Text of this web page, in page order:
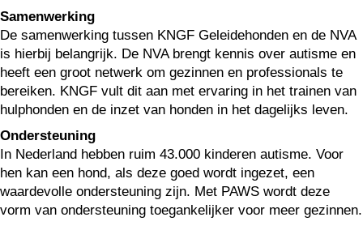
Samenwerking
De samenwerking tussen KNGF Geleidehonden en de NVA
is hierbij belangrijk. De NVA brengt kennis over autisme en
heeft een groot netwerk om gezinnen en professionals te
bereiken. KNGF vult dit aan met ervaring in het trainen van
hulphonden en de inzet van honden in het dagelijks leven.
Ondersteuning
In Nederland hebben ruim 43.000 kinderen autisme. Voor
hen kan een hond, als deze goed wordt ingezet, een
waardevolle ondersteuning zijn. Met PAWS wordt deze
vorm van ondersteuning toegankelijker voor meer gezinnen.